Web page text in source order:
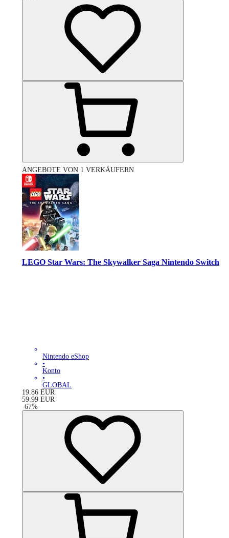
ANGEBOTE VON 1 VERKÄUFERN
LEGO Star Wars: The Skywalker Saga Nintendo Switch
Nintendo eShop
•
Konto
•
GLOBAL
19.86 EUR
59.99 EUR
-67%